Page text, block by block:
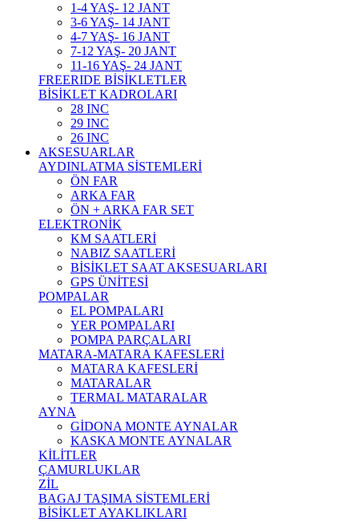
1-4 YAŞ- 12 JANT
3-6 YAŞ- 14 JANT
4-7 YAŞ- 16 JANT
7-12 YAŞ- 20 JANT
11-16 YAŞ- 24 JANT
FREERIDE BİSİKLETLER
BİSİKLET KADROLARI
28 INC
29 INC
26 INC
AKSESUARLAR
AYDINLATMA SİSTEMLERİ
ÖN FAR
ARKA FAR
ÖN + ARKA FAR SET
ELEKTRONİK
KM SAATLERİ
NABIZ SAATLERİ
BİSİKLET SAAT AKSESUARLARI
GPS ÜNİTESİ
POMPALAR
EL POMPALARI
YER POMPALARI
POMPA PARÇALARI
MATARA-MATARA KAFESLERİ
MATARA KAFESLERİ
MATARALAR
TERMAL MATARALAR
AYNA
GİDONA MONTE AYNALAR
KASKA MONTE AYNALAR
KİLİTLER
ÇAMURLUKLAR
ZİL
BAGAJ TAŞIMA SİSTEMLERİ
BİSİKLET AYAKLIKLARI